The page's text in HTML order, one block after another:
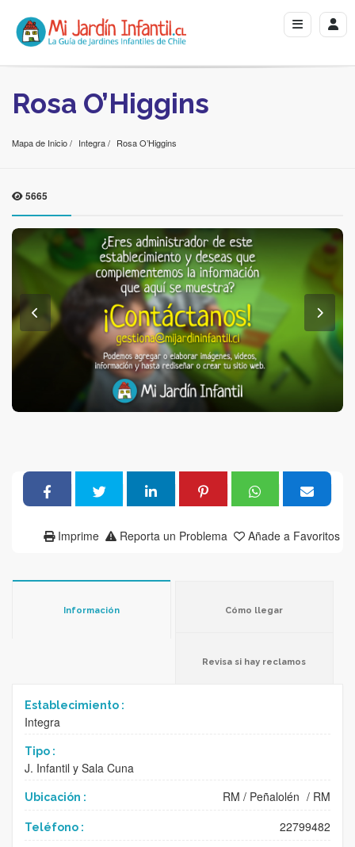
Rosa O’Higgins
Mapa de Inicio Integra Rosa O’Higgins
5665
Añade a Favoritos
Reporta un Problema
Imprime
Información Cómo llegar
Revisa si hay reclamos
Establecimiento :
Integra
Tipo :
J. Infantil y Sala Cuna
Ubicación : RM / Peñalolén / RM
Teléfono : 22799482